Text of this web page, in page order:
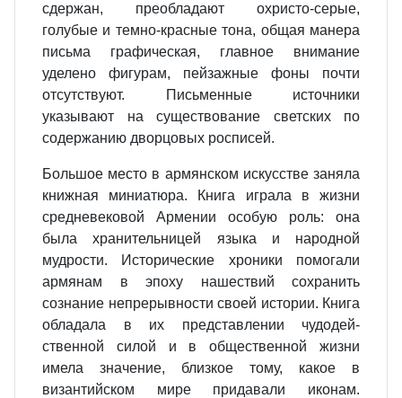
сдержан, пре­обладают охристо-серые,
голубые и темно-красные тона, общая манера
письма графическая, главное вни­мание
уделено фигурам, пейзажные фоны почти
отсутствуют. Письмен­ные источники
указывают на су­ществование светских по
содержа­нию дворцовых росписей.
Большое место в армянском искус­стве заняла
книжная миниатюра. Книга играла в жизни
средневеко­вой Армении особую роль: она
была хранительницей языка и народной
мудрости. Исторические хроники помогали
армянам в эпоху наше­ствий сохранить
сознание непрерыв­ности своей истории. Книга
обла­дала в их представлении чудодей­
ственной силой и в общественной жизни
имела значение, близкое то­му, какое в
византийском мире при­давали иконам.